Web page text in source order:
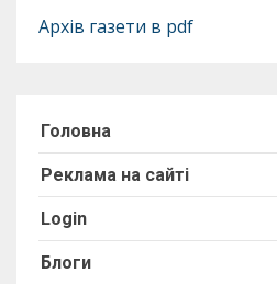
Архів газети в pdf
Головна
Реклама на сайті
Login
Блоги